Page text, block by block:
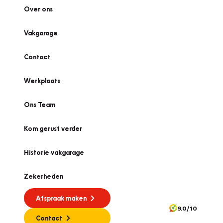
Over ons
Vakgarage
Contact
Werkplaats
Ons Team
Kom gerust verder
Historie vakgarage
Zekerheden
Afspraak maken
Contact
9.0/10